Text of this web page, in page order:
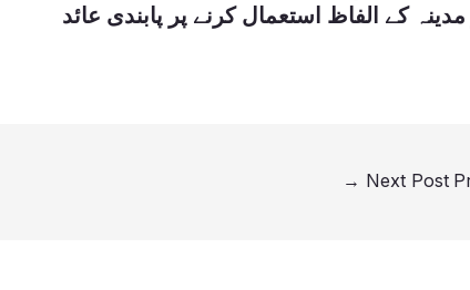
کے الفاظ استعمال کرنے پر پابندی عائد
Next Post
→